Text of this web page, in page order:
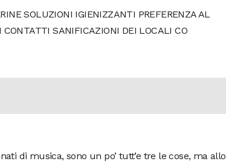
SOLUZIONI IGIENIZZANTI PREFERENZA AL
SANIFICAZIONI DEI LOCALI CO
di musica, sono un po’ tutt’e tre le cose, ma allo